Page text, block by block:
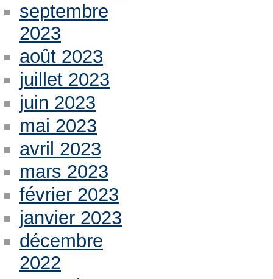
septembre
2023
août 2023
juillet 2023
juin 2023
mai 2023
avril 2023
mars 2023
février 2023
janvier 2023
décembre
2022